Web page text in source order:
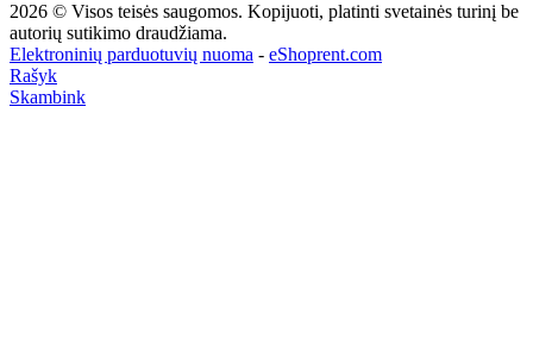
2026 © Visos teisės saugomos. Kopijuoti, platinti svetainės turinį be
autorių sutikimo draudžiama.
Elektroninių parduotuvių nuoma - eShoprent.com
Rašyk
Skambink